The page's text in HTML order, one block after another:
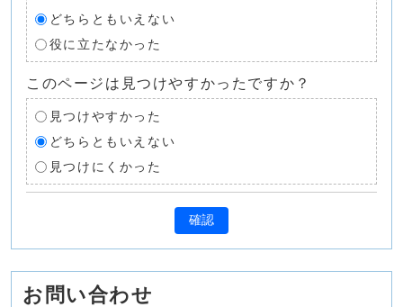
どちらともいえない
役に立たなかった
このページは見つけやすかったですか？
見つけやすかった
どちらともいえない
見つけにくかった
確認
お問い合わせ